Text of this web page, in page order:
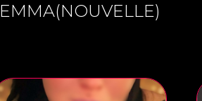
EMMA(NOUVELLE)